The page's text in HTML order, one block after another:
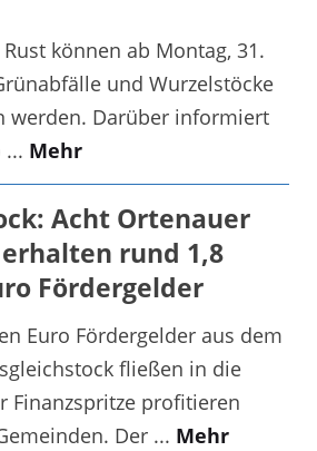
können ab Montag, 31.
und Wurzelstöcke
werden. Darüber informiert
... Mehr
Acht Ortenauer
rund 1,8
Fördergelder
Euro Fördergelder aus dem
fließen in die
Finanzspritze profitieren
Der ... Mehr